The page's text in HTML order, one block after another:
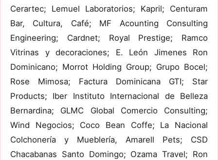
Cerartec; Lemuel Laboratorios; Kapril; Centuram
Bar, Cultura, Café; MF Acounting Consulting
Engineering; Cardnet; Royal Prestige; Ramco
Vitrinas y decoraciones; E. León Jimenes Ron
Dominicano; Morrot Holding Group; Grupo Bocel;
Rose Mimosa; Factura Dominicana GTI; Star
Products; Iber Instituto Internacional de Belleza
Bernardina; GLMC Global Comercio Consulting;
Wind Negocios; Coco Bean Coffe; La Nacional
Colchonería y Mueblería, Amarell Pets; CSD
Chacabanas Santo Domingo; Ozama Travel; Ron